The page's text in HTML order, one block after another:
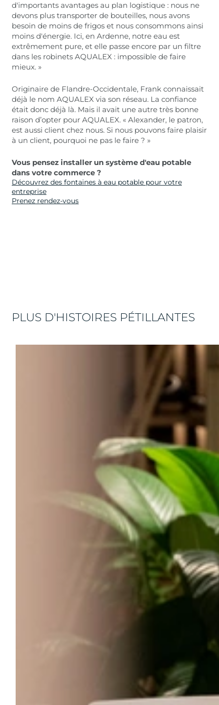
d'importants avantages au plan logistique : nous ne
devons plus transporter de bouteilles, nous avons
besoin de moins de frigos et nous consommons ainsi
moins d'énergie. Ici, en Ardenne, notre eau est
extrêmement pure, et elle passe encore par un filtre
dans les robinets AQUALEX : impossible de faire
mieux. »
Originaire de Flandre-Occidentale, Frank connaissait
déjà le nom AQUALEX via son réseau. La confiance
était donc déjà là. Mais il avait une autre très bonne
raison d’opter pour AQUALEX. « Alexander, le patron,
est aussi client chez nous. Si nous pouvons faire plaisir
à un client, pourquoi ne pas le faire ? »
Vous pensez installer un système d'eau potable
dans votre commerce ?
Découvrez des fontaines à eau potable pour votre
entreprise
Prenez rendez-vous
PLUS D'HISTOIRES PÉTILLANTES